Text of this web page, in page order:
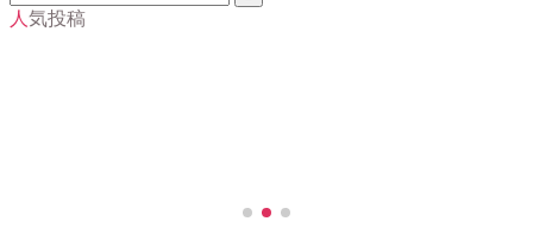
人気投稿